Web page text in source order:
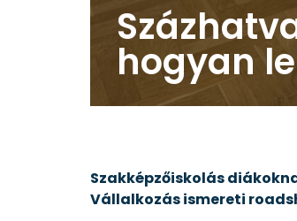
hogyan
Szakképzőiskolás
Vállalkozás ismereti